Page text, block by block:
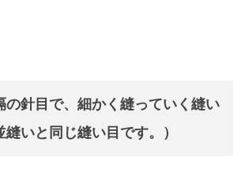
の針目で、細かく縫っていく縫い
いと同じ縫い目です。）